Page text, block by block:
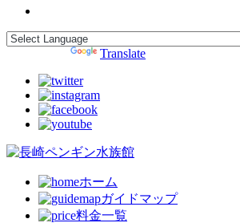
Translate
ホーム
ガイドマップ
料金一覧